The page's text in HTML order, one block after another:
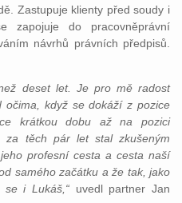
Zastupuje klienty před soudy i
zapojuje do pracovněprávní
návrhů právních předpisů.
deset let. Je pro mě radost
očima, když se dokáží z pozice
krátkou dobu až na pozici
za těch pár let stal zkušeným
profesní cesta a cesta naší
samého začátku a že tak, jako
se i Lukáš,“ uvedl partner Jan